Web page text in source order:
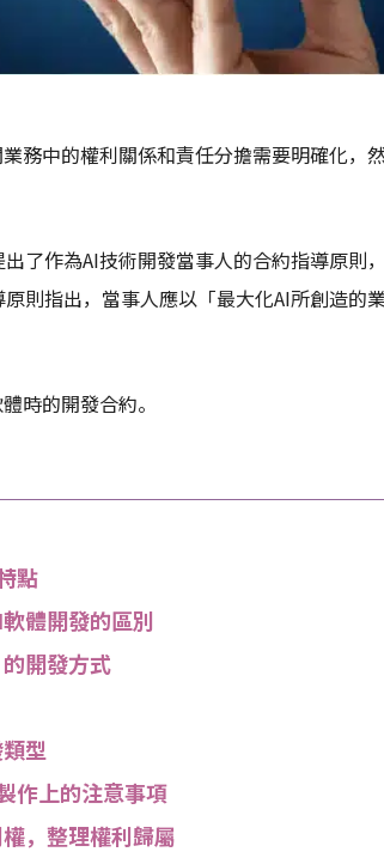
務中的權利關係和責任分擔需要明確化，
了作為AI技術開發當事人的合約指導原則
則指出，當事人應以「最大化AI所創造的
時的開發合約。
點
體開發的區別
的開發方式
型
作上的注意事項
，整理權利歸屬